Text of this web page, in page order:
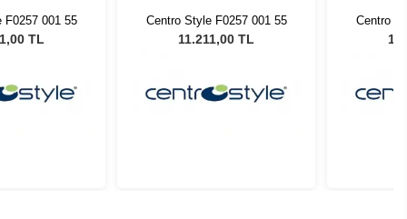
F0257 001 55
TL
Centro Style F0257 001 55
11.211,00 TL
Centro